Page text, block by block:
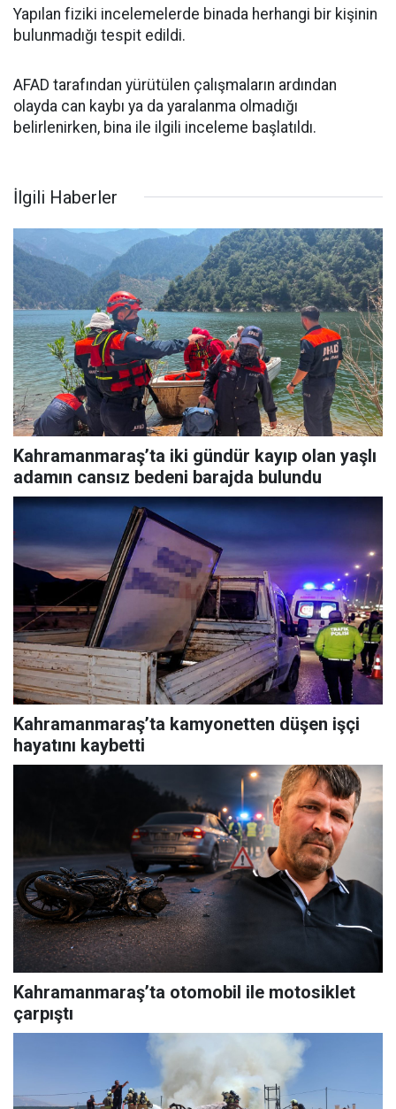
Yapılan fiziki incelemelerde binada herhangi bir kişinin
bulunmadığı tespit edildi.
AFAD tarafından yürütülen çalışmaların ardından
olayda can kaybı ya da yaralanma olmadığı
belirlenirken, bina ile ilgili inceleme başlatıldı.
İlgili Haberler
Kahramanmaraş’ta iki gündür kayıp olan yaşlı
adamın cansız bedeni barajda bulundu
Kahramanmaraş’ta kamyonetten düşen işçi
hayatını kaybetti
Kahramanmaraş’ta otomobil ile motosiklet
çarpıştı